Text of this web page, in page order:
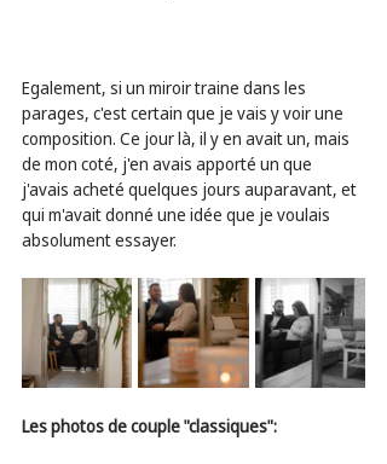
Egalement, si un miroir traine dans les
parages, c'est certain que je vais y voir une
composition. Ce jour là, il y en avait un, mais
de mon coté, j'en avais apporté un que
j'avais acheté quelques jours auparavant, et
qui m'avait donné une idée que je voulais
absolument essayer.
Les photos de couple "classiques":